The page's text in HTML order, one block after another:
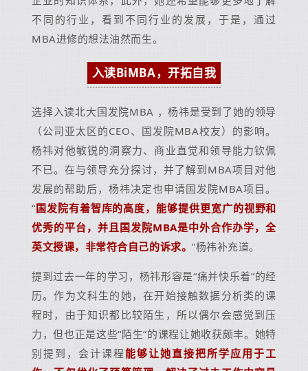
不同的行业，看到不同行业的发展，于是，通过
MBA进修的想法油然而生。
入读BiMBA，开拓自我
选择入读北大国发院MBA ，杨祎是受到了她的领导
（公司亚太区的CEO、国发院MBA校友）的影响。
杨祎对他敏锐的洞察力、商业直觉和领导能力钦佩
不已。在与领导充分探讨，并了解到MBA项目对他
发展的帮助后，杨祎决定也申请国发院MBA项目。
“国发院有着智库的高度，能够提供更宽广的视野和
优秀的平台，并且国发院MBA是中外合作办学，全
英文授课，非常符合自己的诉求。”杨祎补充道。
提到过去一年的学习，杨祎形容是“痛并快乐着”的经
历。作为文科生的她，在开始接触数据分析类的课
程时，由于知识都比较陌生，所以偶尔会感觉到压
力，但也正是这些“陌生”的课程让她收获颇丰。她特
别提到，会计课程能够让她直接把所学应用于工